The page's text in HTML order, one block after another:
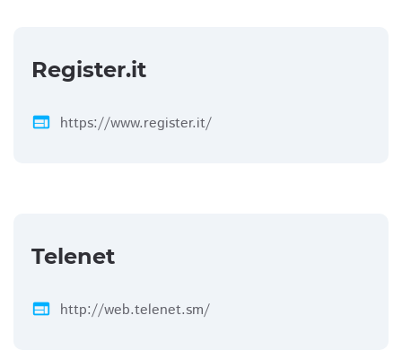
Register.it
web https://www.register.it/
Telenet
web http://web.telenet.sm/